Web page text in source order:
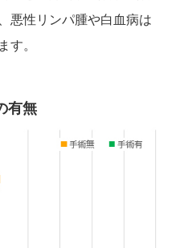
悪性リンパ腫や白血病は
す。
有無